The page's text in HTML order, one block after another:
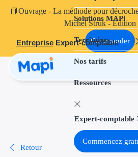
📘Ouvrage - La méthode pour
Michel Struk - Édition
Commander
Entreprise Expert-comptable
Solutions MAPi
Territoires
Nos tarifs
Ressources
Expert-comptable
Commencez
Retour